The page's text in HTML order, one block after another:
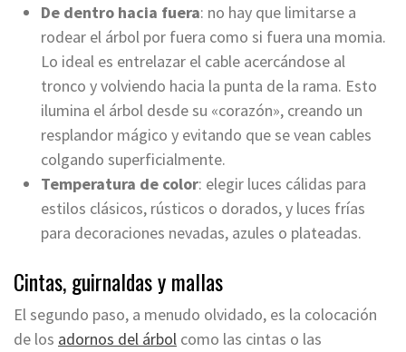
De dentro hacia fuera: no hay que limitarse a
rodear el árbol por fuera como si fuera una momia.
Lo ideal es entrelazar el cable acercándose al
tronco y volviendo hacia la punta de la rama. Esto
ilumina el árbol desde su «corazón», creando un
resplandor mágico y evitando que se vean cables
colgando superficialmente.
Temperatura de color: elegir luces cálidas para
estilos clásicos, rústicos o dorados, y luces frías
para decoraciones nevadas, azules o plateadas.
Cintas, guirnaldas y mallas
El segundo paso, a menudo olvidado, es la colocación
de los adornos del árbol como las cintas o las